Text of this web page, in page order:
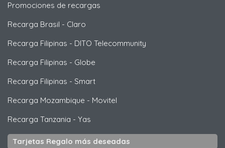
Promociones de recargas
Recarga Brasil - Claro
Recarga Filipinas - DITO Telecommunity
Recarga Filipinas - Globe
Recarga Filipinas - Smart
Recarga Mozambique - Movitel
Recarga Tanzania - Yas
Tarjetas Regalo más deseadas